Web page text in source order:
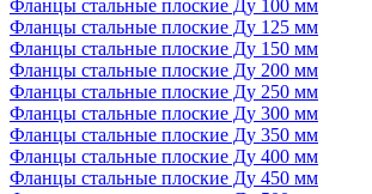
Фланцы стальные плоские Ду 100 мм
Фланцы стальные плоские Ду 125 мм
Фланцы стальные плоские Ду 150 мм
Фланцы стальные плоские Ду 200 мм
Фланцы стальные плоские Ду 250 мм
Фланцы стальные плоские Ду 300 мм
Фланцы стальные плоские Ду 350 мм
Фланцы стальные плоские Ду 400 мм
Фланцы стальные плоские Ду 450 мм